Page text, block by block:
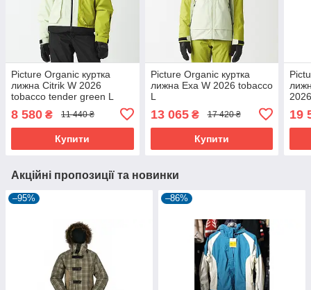
Picture Organic куртка
лижна Citrik W 2026
tobacco tender green L
8 580 ₴ 11 440 ₴
Купити
Picture Organic куртка
лижна Exa W 2026 tobacco
L
13 065₴ 17 420 ₴
Купити
19
Акційні пропозиції та новинки
–95% –86%